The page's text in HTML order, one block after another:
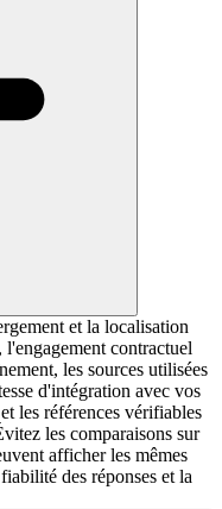
et la localisation
contractuel
les sources utilisées
d'intégration avec vos
les références vérifiables
les comparaisons sur
afficher les mêmes
des réponses et la